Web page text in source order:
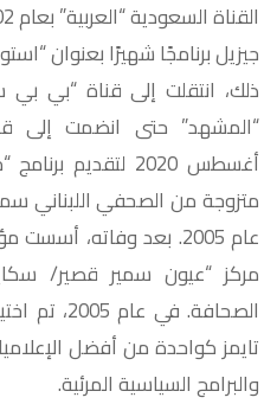
ذلك، انتقلت إلى قناة “بي
“المشهد” حتى انضمت إلى
أغسطس 2020
متزوجة من الصحفي اللبناني
عام 2005. بعد وفاته،
مركز “عيون سمير قصير/
الصحافة.
تايمز كواحدة من أفضل
والبرامج السياسية المرئية.